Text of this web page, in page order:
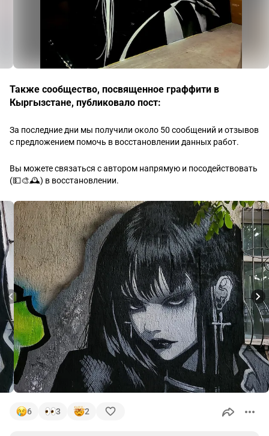
Также сообщество, посвященное граффити в
Кыргызстане, публиковало пост:
За последние дни мы получили около 50 сообщений и отзывов
с предложением помочь в восстановлении данных работ.
Вы можете связаться с автором напрямую и посодействовать
(💵🎨🕰) в восстановлении.
6 3 2